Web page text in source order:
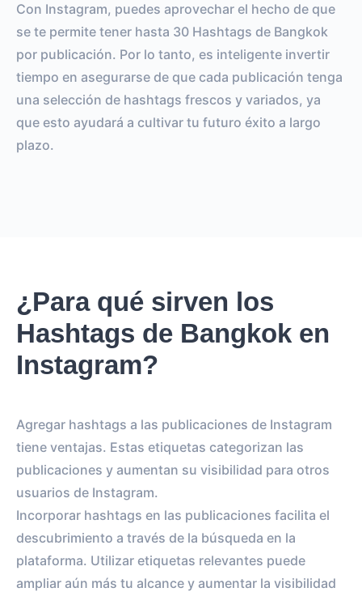
Con Instagram, puedes aprovechar el hecho de que
se te permite tener hasta 30 Hashtags de Bangkok
por publicación. Por lo tanto, es inteligente invertir
tiempo en asegurarse de que cada publicación tenga
una selección de hashtags frescos y variados, ya
que esto ayudará a cultivar tu futuro éxito a largo
plazo.
¿Para qué sirven los
Hashtags de Bangkok en
Instagram?
Agregar hashtags a las publicaciones de Instagram
tiene ventajas. Estas etiquetas categorizan las
publicaciones y aumentan su visibilidad para otros
usuarios de Instagram.
Incorporar hashtags en las publicaciones facilita el
descubrimiento a través de la búsqueda en la
plataforma. Utilizar etiquetas relevantes puede
ampliar aún más tu alcance y aumentar la visibilidad